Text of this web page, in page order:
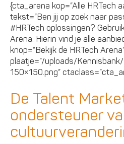
{cta_arena kop=”Alle HRTech
tekst=”Ben jij op zoek naar
#HRTech oplossingen?
Arena. Hierin vind je alle
knop=”Bekijk de HRTech
plaatje=”/uploads/
150×150.png”
De Talent
ondersteuner